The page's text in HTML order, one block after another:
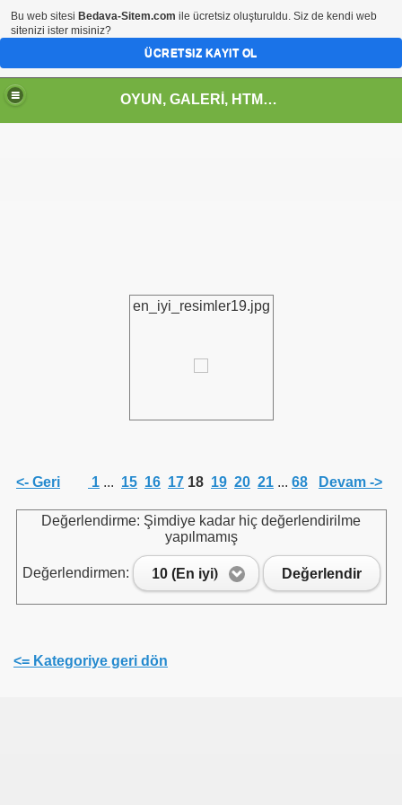
OYUN, GALERİ, HTML, SOHBET, FORUM, TR.GG, PARA KAZAN, TOPLİST, ANKET, KAMPANYA, VİDEO, NAPOLYON, ŞİİR, YEMEK, EĞİTİM, MÜZİK, SİNEMA, SPOR, İDDAA, FIKRA, WEBMASTER, KOD, GEYİK, TEKNOLOJİ
en_iyi_resimler19.jpg
<- Geri 1 ... 15 16 17 18 19 20 21 ... 68 Devam ->
Değerlendirme: Şimdiye kadar hiç değerlendirilme
yapılmamış
Değerlendirmen: 10 (En iyi) Değerlendir
<= Kategoriye geri dön
Bu web sitesi Bedava-Sitem.com ile ücretsiz oluşturuldu. Siz de kendi web
sitenizi ister misiniz?
ÜCRETSIZ KAYIT OL